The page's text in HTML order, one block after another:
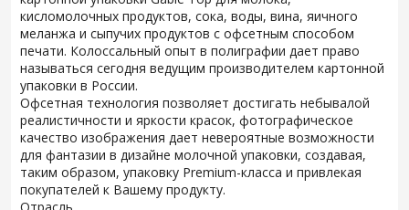
кисломолочных продуктов, сока, воды, вина, яичного
меланжа и сыпучих продуктов с офсетным способом
печати. Колоссальный опыт в полиграфии дает право
называться сегодня ведущим производителем картонной
упаковки в России.
Офсетная технология позволяет достигать небывалой
реалистичности и яркости красок, фотографическое
качество изображения дает невероятные возможности
для фантазии в дизайне молочной упаковки, создавая,
таким образом, упаковку Premium-класса и привлекая
покупателей к Вашему продукту.